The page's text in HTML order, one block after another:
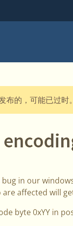
布的，可能已过时。
in our
are affected will
byte 0xYY in